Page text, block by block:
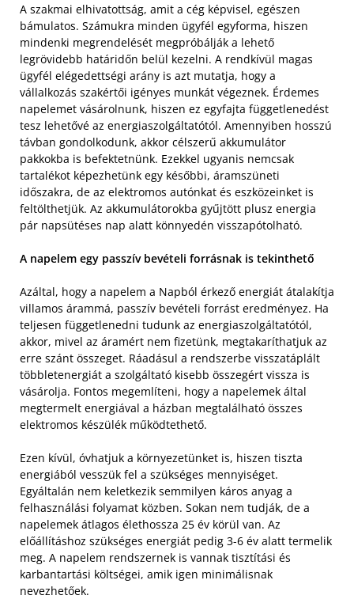
A szakmai elhivatottság, amit a cég képvisel, egészen
bámulatos. Számukra minden ügyfél egyforma, hiszen
mindenki megrendelését megpróbálják a lehető
legrövidebb határidőn belül kezelni. A rendkívül magas
ügyfél elégedettségi arány is azt mutatja, hogy a
vállalkozás szakértői igényes munkát végeznek. Érdemes
napelemet vásárolnunk, hiszen ez egyfajta függetlenedést
tesz lehetővé az energiaszolgáltatótól. Amennyiben hosszú
távban gondolkodunk, akkor célszerű akkumulátor
pakkokba is befektetnünk. Ezekkel ugyanis nemcsak
tartalékot képezhetünk egy későbbi, áramszüneti
időszakra, de az elektromos autónkat és eszközeinket is
feltölthetjük. Az akkumulátorokba gyűjtött plusz energia
pár napsütéses nap alatt könnyedén visszapótolható.
A napelem egy passzív bevételi forrásnak is tekinthető
Azáltal, hogy a napelem a Napból érkező energiát átalakítja
villamos árammá, passzív bevételi forrást eredményez. Ha
teljesen függetlenedni tudunk az energiaszolgáltatótól,
akkor, mivel az áramért nem fizetünk, megtakaríthatjuk az
erre szánt összeget. Ráadásul a rendszerbe visszatáplált
többletenergiát a szolgáltató kisebb összegért vissza is
vásárolja. Fontos megemlíteni, hogy a napelemek által
megtermelt energiával a házban megtalálható összes
elektromos készülék működtethető.
Ezen kívül, óvhatjuk a környezetünket is, hiszen tiszta
energiából vesszük fel a szükséges mennyiséget.
Egyáltalán nem keletkezik semmilyen káros anyag a
felhasználási folyamat közben. Sokan nem tudják, de a
napelemek átlagos élethossza 25 év körül van. Az
előállításhoz szükséges energiát pedig 3-6 év alatt termelik
meg. A napelem rendszernek is vannak tisztítási és
karbantartási költségei, amik igen minimálisnak
nevezhetőek.